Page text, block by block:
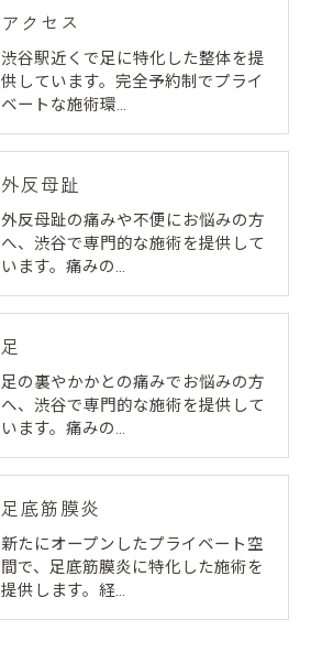
アクセス
渋谷駅近くで足に特化した整体を提
供しています。完全予約制でプライ
ベートな施術環…
外反母趾
外反母趾の痛みや不便にお悩みの方
へ、渋谷で専門的な施術を提供して
います。痛みの…
足
足の裏やかかとの痛みでお悩みの方
へ、渋谷で専門的な施術を提供して
います。痛みの…
足底筋膜炎
新たにオープンしたプライベート空
間で、足底筋膜炎に特化した施術を
提供します。経…